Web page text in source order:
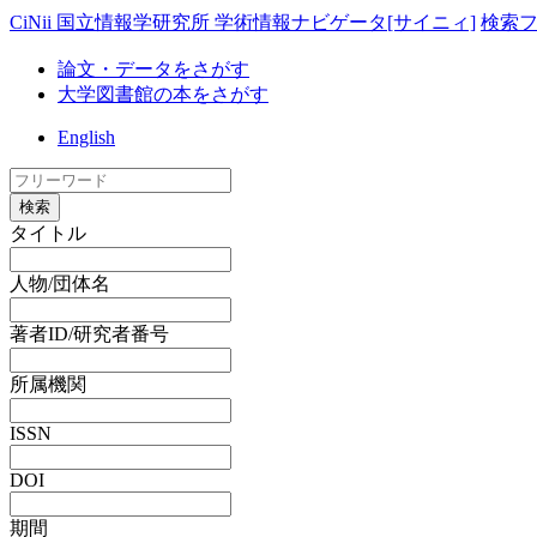
CiNii 国立情報学研究所 学術情報ナビゲータ[サイニィ] 検索
論文・データをさがす
大学図書館の本をさがす
English
検索
タイトル
人物/団体名
著者ID/研究者番号
所属機関
ISSN
DOI
期間